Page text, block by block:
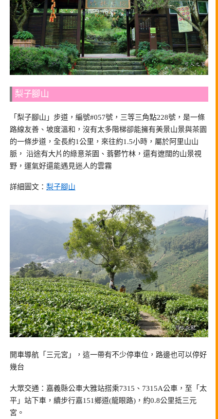
梨子腳山
「梨子腳山」步道，編號#057號，三等三角點228號，是一條
路線友善、坡度溫和，沒有太多階梯卻能擁有美景山景與茶園
的一條步道，全長約1公里，來往約1.5小時，屬於阿里山山
脈， 沿途有大片的綠意茶園、蓊鬱竹林，還有遼闊的山景視
野，運氣好還能遇見迷人的雲霧
詳細圖文： 梨子腳山
開車導航「三元宮」，這一帶有不少停車位，路邊也可以停好
幾台
大眾交通：嘉義縣公車大雅站搭乘7315、7315A公車，至「太
平」站下車，續步行嘉151鄉道(龍眼路)，約0.8公里抵三元
宮。